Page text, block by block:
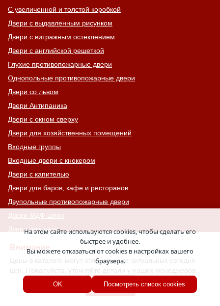
Внимание
Цены в каталоге могут отличаться от актуальных сегодня
цен. Пожалуйста, уточняйте детали у наших менеджеров.
Хорошо
С увеличенной и толстой коробкой
Двери с выдавленным рисунком
Двери с витражным остеклением
Двери с английской решеткой
Глухие противопожарные двери
Однопольные противопожарные двери
Двери со львом
Двери Антипаника
Двери с окном сверху
Двери для хозяйственных помещений
Входные группы
Входные двери с кнокером
Двери с капителью
Двери для баров, кафе и ресторанов
Двупольные противопожарные двери
Двери МДФ шпон
Двери для дачи
Двери с шумоизоляцией
Противопожарные ворота с калиткой
Двери на террасу
Глухие противопожарные люки
На этом сайте используются cookies, чтобы сделать его
быстрее и удобнее.
Вы можете отказаться от cookies в настройках вашего
браузера.
OK Посмотреть список cookies